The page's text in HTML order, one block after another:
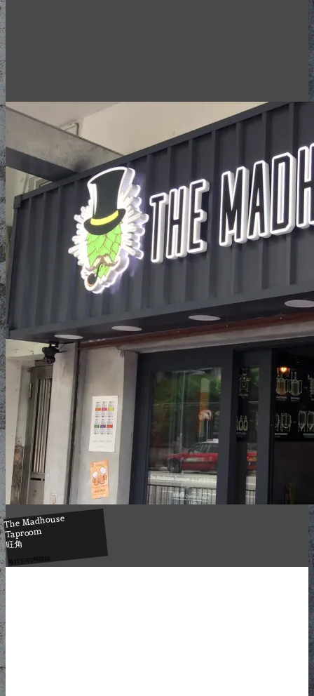
The Madhouse
Taproom
旺角
每日下午3時開始